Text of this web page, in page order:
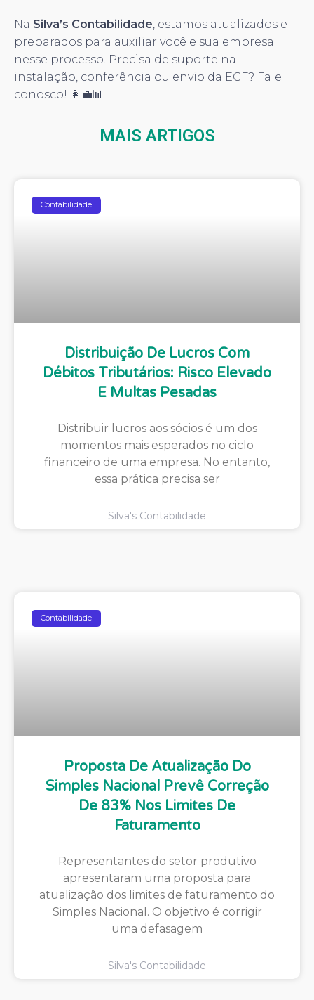
Na Silva’s Contabilidade , estamos atualizados e
preparados para auxiliar você e sua empresa
nesse processo. Precisa de suporte na
instalação, conferência ou envio da ECF? Fale
conosco! 👩‍💼📊
MAIS ARTIGOS
Contabilidade
Distribuição De Lucros Com
Débitos Tributários: Risco Elevado
E Multas Pesadas
Distribuir lucros aos sócios é um dos
momentos mais esperados no ciclo
financeiro de uma empresa. No entanto,
essa prática precisa ser
Silva's Contabilidade
Contabilidade
Proposta De Atualização Do
Simples Nacional Prevê Correção
De 83% Nos Limites De
Faturamento
Representantes do setor produtivo
apresentaram uma proposta para
atualização dos limites de faturamento do
Simples Nacional. O objetivo é corrigir
uma defasagem
Silva's Contabilidade